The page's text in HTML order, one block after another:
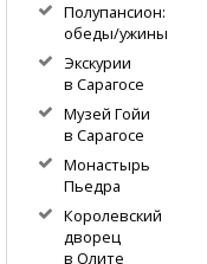
Полупансион:
обеды/ужины
Экскурии
в Сарагосе
Музей Гойи
в Сарагосе
Монастырь
Пьедра
Королевский
дворец
в Олите